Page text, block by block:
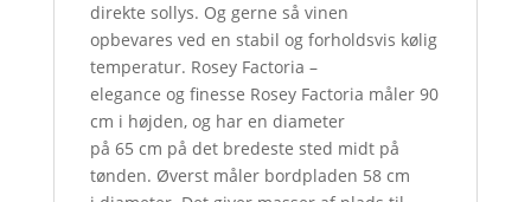
direkte sollys. Og gerne så vinen
opbevares ved en stabil og forholdsvis kølig
temperatur. Rosey Factoria –
elegance og finesse Rosey Factoria måler 90
cm i højden, og har en diameter
på 65 cm på det bredeste sted midt på
tønden. Øverst måler bordpladen 58 cm